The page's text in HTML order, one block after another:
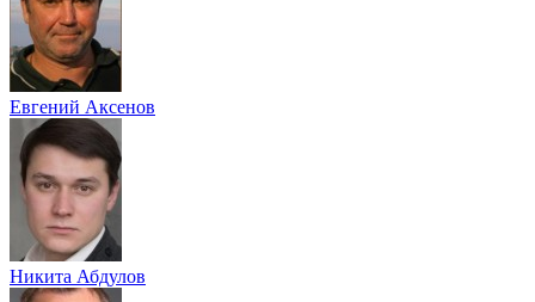
Евгений Аксенов
Никита Абдулов